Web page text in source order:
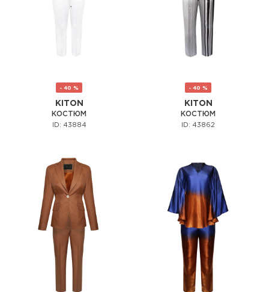
- 40 %
KITON
КОСТЮМ
ID: 43884
- 40 %
KITON
КОСТЮМ
ID: 43862